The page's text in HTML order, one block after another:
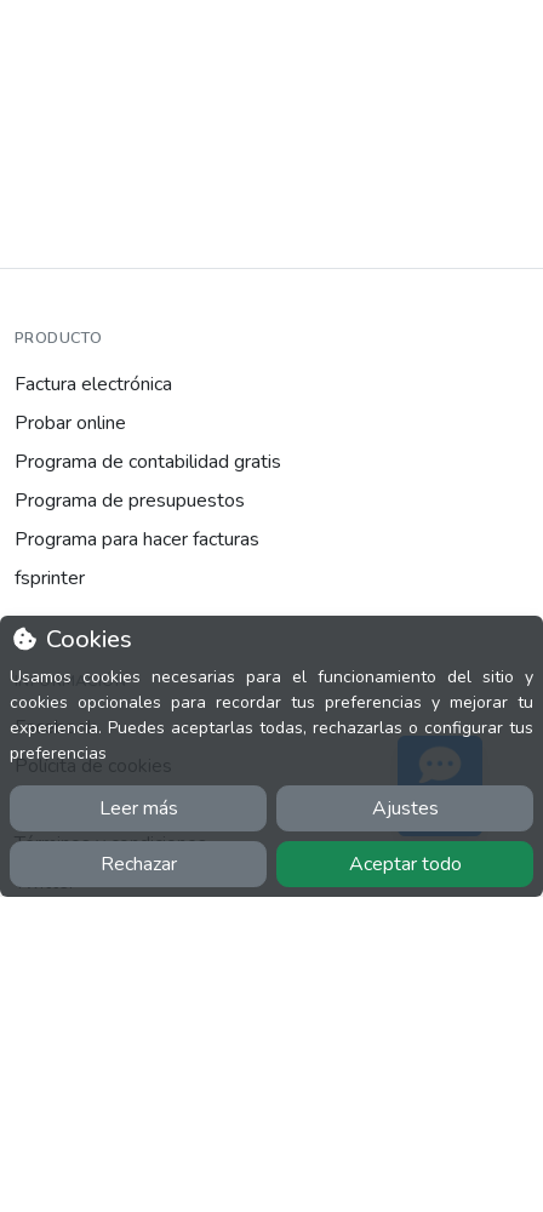
Cookies
Usamos cookies necesarias para el funcionamiento del sitio y
cookies opcionales para recordar tus preferencias y mejorar tu
experiencia. Puedes aceptarlas todas, rechazarlas o configurar tus
preferencias
Leer más Ajustes
Rechazar Aceptar todo
PRODUCTO
Factura electrónica
Probar online
Programa de contabilidad gratis
Programa de presupuestos
Programa para hacer facturas
fsprinter
INFORMACIÓN
Facebook
Polícita de cookies
Política de privacidad
Términos y condiciones
Twitter
Soporte